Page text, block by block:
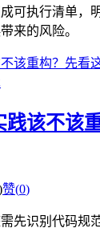
可执行清单，
来的风险。
践该不该
赞(0)
先识别代码规